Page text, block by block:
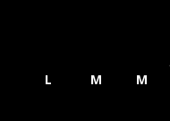
L M M